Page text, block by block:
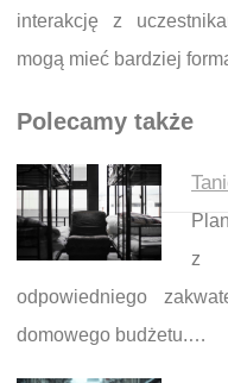
interakcję z
mogą mieć bardziej
Polecamy także
z
odpowiedniego
domowego budżetu.…
Nawigacja